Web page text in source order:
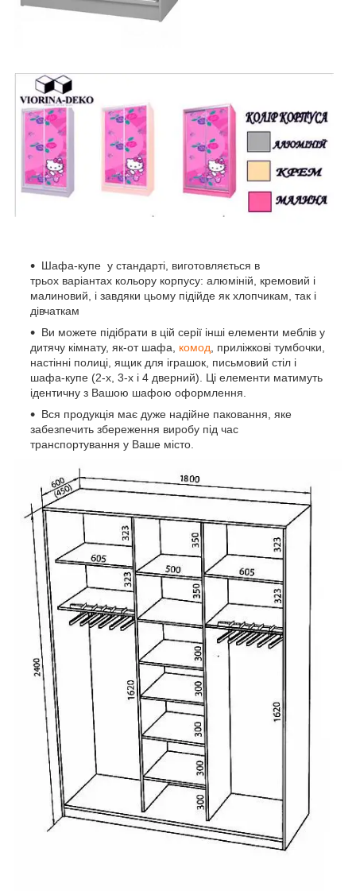
Шафа-купе у стандарті, виготовляється в
трьох варіантах кольору корпусу: алюміній, кремовий і
малиновий, і завдяки цьому підійде як хлопчикам, так і
дівчаткам
Ви можете підібрати в цій серії інші елементи меблів у
дитячу кімнату, як-от шафа, комод , приліжкові тумбочки,
настінні полиці, ящик для іграшок, письмовий стіл і
шафа-купе (2-х, 3-х і 4 дверний). Ці елементи матимуть
ідентичну з Вашою шафою оформлення.
Вся продукція має дуже надійне паковання, яке
забезпечить збереження виробу під час
транспортування у Ваше місто.